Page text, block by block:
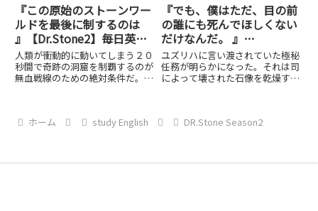
『この原始のストーンワー
ルドを最後に制するのは
』【Dr.Stone2】毎日英語
勉強 SFromA08
人類が衝動的に動いてしまう２０
秒間で奇跡の洞窟を制覇するのが
無血戦線のための絶対条件だ。
た。
『でも、僕はただ、目の前
の誰にも死んでほしくない
だけなんだ。 』
【Dr.Stone2】毎日英語勉
強 SFromA07
ユズリハに言い渡されていた極秘
任務が明らかになった。それは司
によって壊された石像を乾燥する
だ。
ホーム study English DR.Stone Season2